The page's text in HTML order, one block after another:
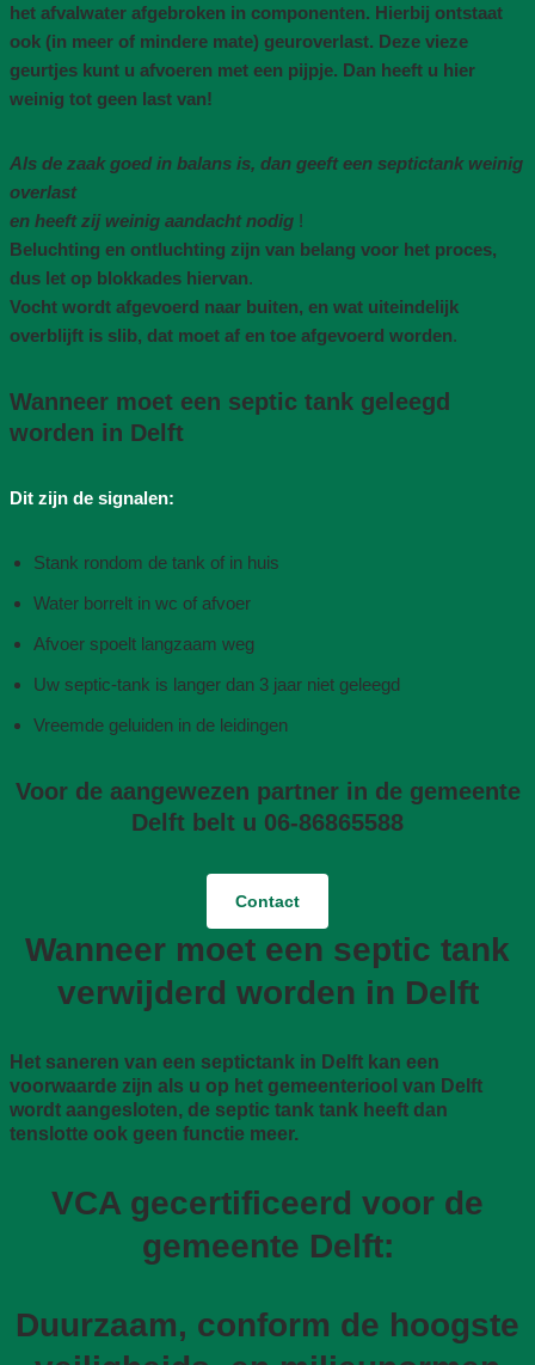
het afvalwater afgebroken in componenten. Hierbij ontstaat
ook (in meer of mindere mate) geuroverlast. Deze vieze
geurtjes kunt u afvoeren met een pijpje. Dan heeft u hier
weinig tot geen last van!
Als de zaak goed in balans is, dan geeft een septictank weinig
overlast
en heeft zij weinig aandacht nodig !
Beluchting en ontluchting zijn van belang voor het proces,
dus let op blokkades hiervan.
Vocht wordt afgevoerd naar buiten, en wat uiteindelijk
overblijft is slib, dat moet af en toe afgevoerd worden.
Wanneer moet een septic tank geleegd
worden in Delft
Dit zijn de signalen:
Stank rondom de tank of in huis
Water borrelt in wc of afvoer
Afvoer spoelt langzaam weg
Uw septic-tank is langer dan 3 jaar niet geleegd
Vreemde geluiden in de leidingen
Voor de aangewezen partner in de gemeente
Delft belt u 06-86865588
Contact
Wanneer moet een septic tank
verwijderd worden in Delft
Het saneren van een septictank in Delft kan een
voorwaarde zijn als u op het gemeenteriool van Delft
wordt aangesloten, de septic tank tank heeft dan
tenslotte ook geen functie meer.
VCA gecertificeerd voor de
gemeente Delft:
Duurzaam, conform de hoogste